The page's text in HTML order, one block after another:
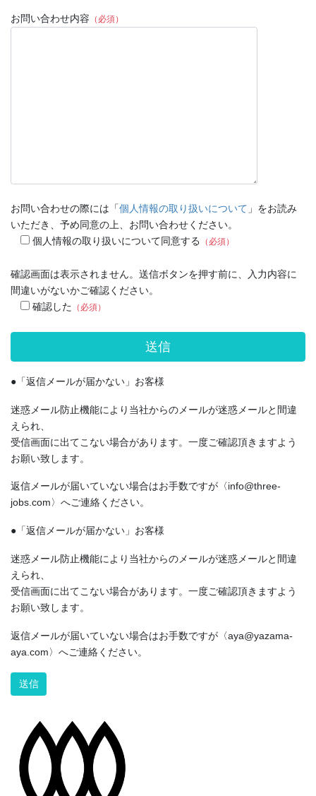
お問い合わせ内容 （必須）
お問い合わせの際には「個人情報の取り扱いについて 」をお読み
いただき、予め同意の上、お問い合わせください。
個人情報の取り扱いについて同意する
（必須）
確認画面は表示されません。送信ボタンを押す前に、入力内容に
間違いがないかご確認ください。
確認した （必須）
●「返信メールが届かない」お客様
迷惑メール防止機能により当社からのメールが迷惑メールと間違
えられ、
受信画面に出てこない場合があります。一度ご確認頂きますよう
お願い致します。
返信メールが届いていない場合はお手数ですが〈info@three-
jobs.com〉へご連絡ください。
●「返信メールが届かない」お客様
迷惑メール防止機能により当社からのメールが迷惑メールと間違
えられ、
受信画面に出てこない場合があります。一度ご確認頂きますよう
お願い致します。
返信メールが届いていない場合はお手数ですが〈aya@yazama-
aya.com〉へご連絡ください。